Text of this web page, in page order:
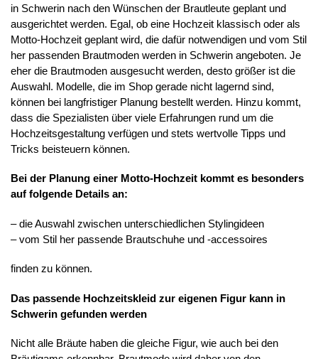
in Schwerin nach den Wünschen der Brautleute geplant und
ausgerichtet werden. Egal, ob eine Hochzeit klassisch oder als
Motto-Hochzeit geplant wird, die dafür notwendigen und vom Stil
her passenden Brautmoden werden in Schwerin angeboten. Je
eher die Brautmoden ausgesucht werden, desto größer ist die
Auswahl. Modelle, die im Shop gerade nicht lagernd sind,
können bei langfristiger Planung bestellt werden. Hinzu kommt,
dass die Spezialisten über viele Erfahrungen rund um die
Hochzeitsgestaltung verfügen und stets wertvolle Tipps und
Tricks beisteuern können.
Bei der Planung einer Motto-Hochzeit kommt es besonders
auf folgende Details an:
– die Auswahl zwischen unterschiedlichen Stylingideen
– vom Stil her passende Brautschuhe und -accessoires
finden zu können.
Das passende Hochzeitskleid zur eigenen Figur kann in
Schwerin gefunden werden
Nicht alle Bräute haben die gleiche Figur, wie auch bei den